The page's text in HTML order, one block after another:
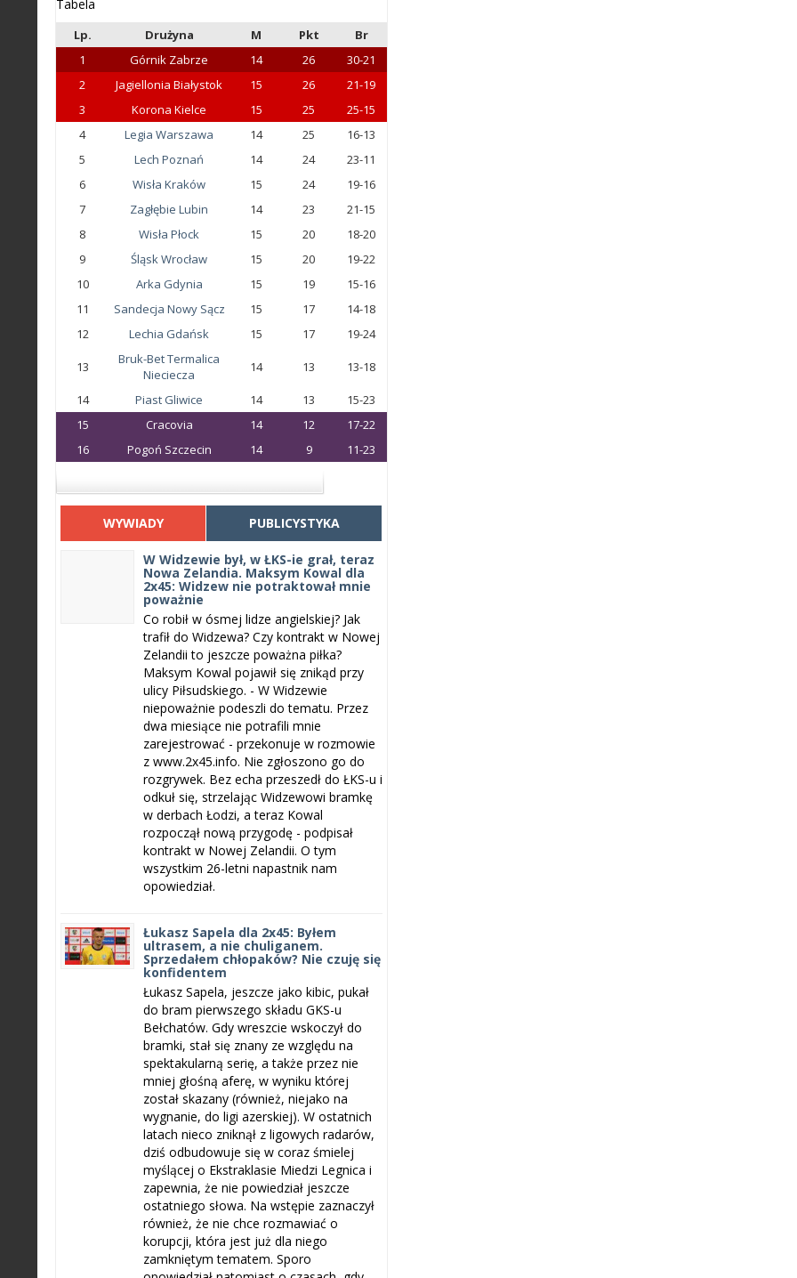
Tabela
Lp. Drużyna M Pkt
Br
1
Górnik Zabrze 14 26
30-21
2
Jagiellonia Białystok 15 26
21-19
3
Korona Kielce 15 25
25-15
4
Legia Warszawa 14 25
16-13
5
Lech Poznań 14 24
23-11
6
Wisła Kraków 15 24
19-16
7
Zagłębie Lubin 14 23
21-15
8
Wisła Płock 15 20
18-20
9
Śląsk Wrocław 15 20
19-22
10
Arka Gdynia 15 19
15-16
11
Sandecja Nowy Sącz 15 17
14-18
12
Lechia Gdańsk 15 17 19-24
13
Bruk-Bet Termalica
Nieciecza
14 13 13-18
14 Piast Gliwice 14 13
15-23
15
Cracovia 14 12
17-22
16
Pogoń Szczecin 14 9 11-23
WYWIADY PUBLICYSTYKA
W Widzewie był, w ŁKS-ie grał, teraz
Nowa Zelandia. Maksym Kowal dla
2x45: Widzew nie potraktował mnie
poważnie
Co robił w ósmej lidze angielskiej? Jak
trafił do Widzewa? Czy kontrakt w Nowej
Zelandii to jeszcze poważna piłka?
Maksym Kowal pojawił się znikąd przy
ulicy Piłsudskiego. - W Widzewie
niepoważnie podeszli do tematu. Przez
dwa miesiące nie potrafili mnie
zarejestrować - przekonuje w rozmowie
z www.2x45.info. Nie zgłoszono go do
rozgrywek. Bez echa przeszedł do ŁKS-u i
odkuł się, strzelając Widzewowi bramkę
w derbach Łodzi, a teraz Kowal
rozpoczął nową przygodę - podpisał
kontrakt w Nowej Zelandii. O tym
wszystkim 26-letni napastnik nam
opowiedział.
Łukasz Sapela dla 2x45: Byłem
ultrasem, a nie chuliganem.
Sprzedałem chłopaków? Nie czuję się
konfidentem
Łukasz Sapela, jeszcze jako kibic, pukał
do bram pierwszego składu GKS-u
Bełchatów. Gdy wreszcie wskoczył do
bramki, stał się znany ze względu na
spektakularną serię, a także przez nie
mniej głośną aferę, w wyniku której
został skazany (również, niejako na
wygnanie, do ligi azerskiej). W ostatnich
latach nieco zniknął z ligowych radarów,
dziś odbudowuje się w coraz śmielej
myślącej o Ekstraklasie Miedzi Legnica i
zapewnia, że nie powiedział jeszcze
ostatniego słowa. Na wstępie zaznaczył
również, że nie chce rozmawiać o
korupcji, która jest już dla niego
zamkniętym tematem. Sporo